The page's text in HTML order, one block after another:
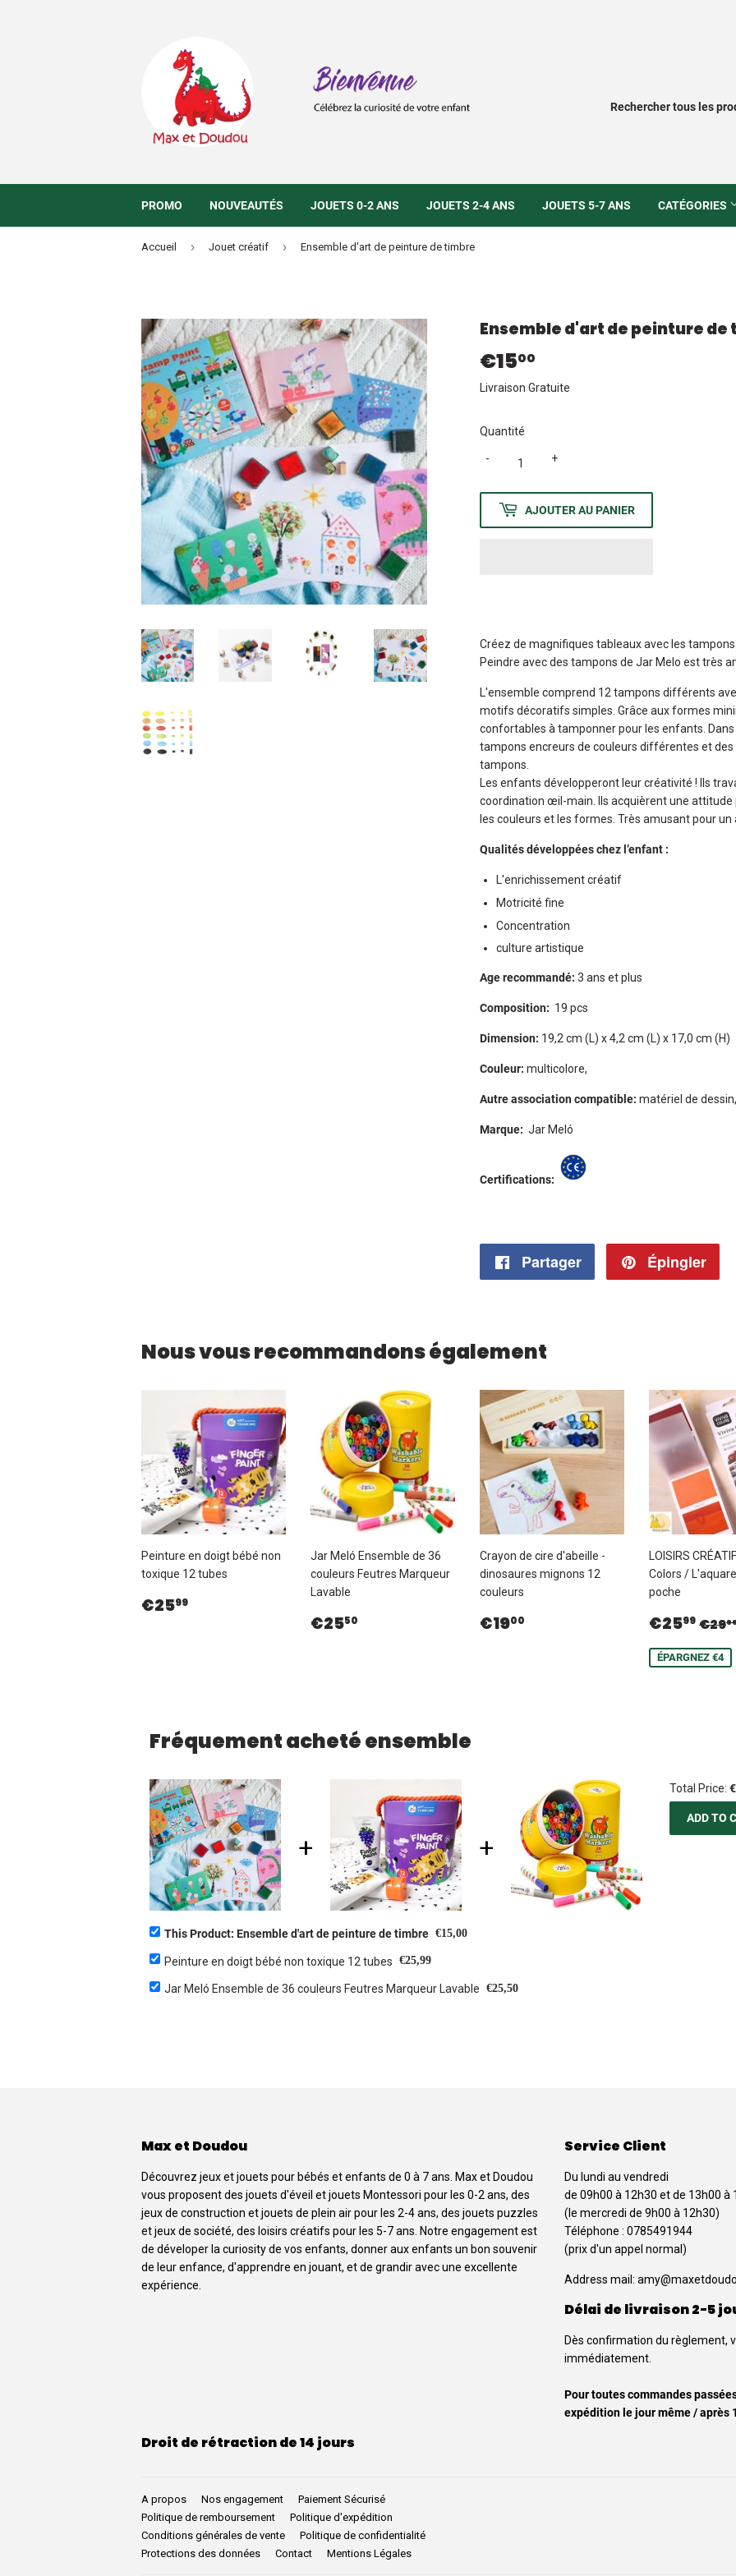
PROMO NOUVEAUTÉS JOUETS 0-2 ANS JOUETS 2-4 ANS JOUETS 5-7 ANS CATÉGORIES
Accueil › Jouet créatif › Ensemble d'art de peinture de timbre
Ensemble d'art de peinture de
€1500
Livraison Gratuite
Quantité
+
-
AJOUTER AU PANIER
Créez de magnifiques tableaux avec les tampons
Peindre avec des tampons de Jar Melo est très
L'ensemble comprend 12 tampons différents
motifs décoratifs simples. Grâce aux formes
confortables à tamponner pour les enfants.
tampons encreurs de couleurs différentes et
tampons.
Les enfants développeront leur créativité ! Ils
coordination œil-main. Ils acquièrent une
les couleurs et les formes. Très amusant pour un
Qualités développées chez l’enfant :
L'enrichissement créatif
Motricité fine
Concentration
culture artistique
Age recommandé: 3 ans et plus
Composition: 19 pcs
Dimension: 19,2 cm (L) x 4,2 cm (L) x 17,0 cm (H)
Couleur: multicolore,
Autre association compatible: matériel de
Marque: Jar Meló
Certifications:
Partager
PartagerÉpingler
Nous vous recommandons également
Peinture en doigt bébé non
toxique 12 tubes
Prix
€2599
Jar Meló Ensemble de 36
couleurs Feutres Marqueur
Lavable
Prix
€2550
Crayon de cire d'abeille -
dinosaures mignons 12
couleurs
Prix
€1900
LOISIRS
Colors /
poche
Prix
€2599 Prix
€29
ÉPARGNEZ €4
Fréquement acheté ensemble
Total Price:
ADD TO
This Product: Ensemble d'art de peinture de timbre €15,00
Peinture en doigt bébé non toxique 12 tubes €25,99
Jar Meló Ensemble de 36 couleurs Feutres Marqueur Lavable €25,50
Max et Doudou
Découvrez jeux et jouets pour bébés et enfants de 0 à 7 ans. Max et Doudou
vous proposent des jouets d'éveil et jouets Montessori pour les 0-2 ans, des
jeux de construction et jouets de plein air pour les 2-4 ans, des jouets puzzles
et jeux de société, des loisirs créatifs pour les 5-7 ans. Notre engagement est
de déveloper la curiosity de vos enfants, donner aux enfants un bon souvenir
de leur enfance, d'apprendre en jouant, et de grandir avec une excellente
expérience.
Service Client
Du lundi au vendredi
de 09h00 à 12h30 et de 13h00 à
(le mercredi de 9h00 à 12h30)
Téléphone : 0785491944
(prix d'un appel normal)
Address mail:
Délai de livraison 2-5
Dès confirmation du règlement,
immédiatement.
Pour toutes commandes
expédition le jour même / après
Droit de rétraction de 14 jours
A propos Nos engagement
Paiement Sécurisé
Politique de remboursement
Politique d'expédition
Conditions générales de vente
Politique de confidentialité
Protections des données
Contact Mentions Légales